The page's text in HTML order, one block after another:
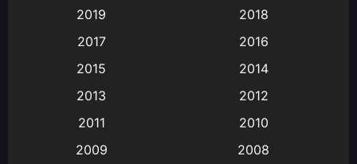
Animation แอนิเมชัน
(9)
2019
2018
2017
2016
2015
2014
2013
2012
2011
2010
2009
2008